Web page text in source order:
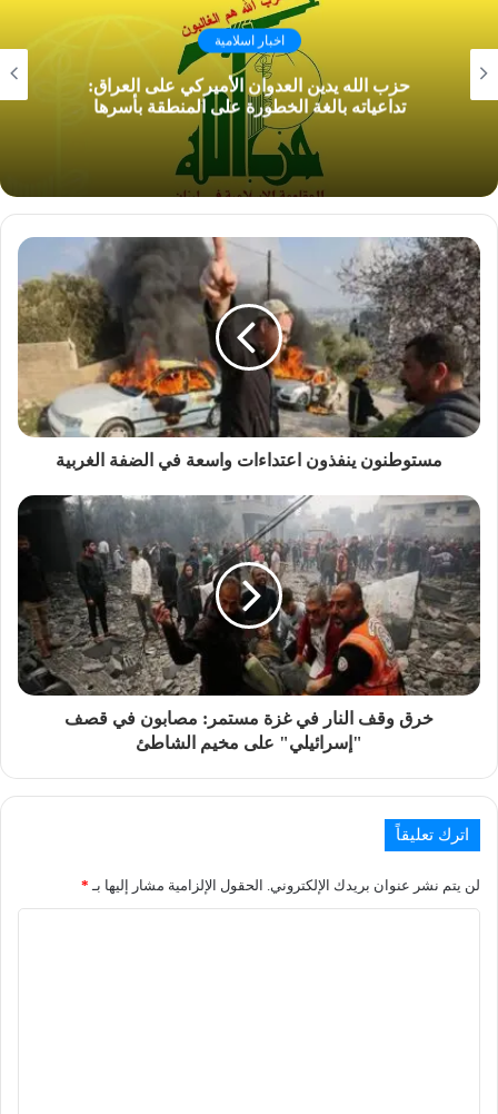
اخبار اسلامية
حزب الله يدين العدوان الأميركي على العراق:
تداعياته بالغة الخطورة على المنطقة بأسرها
مستوطنون ينفذون اعتداءات واسعة في الضفة الغربية
خرق وقف النار في غزة مستمر: مصابون في قصف
"إسرائيلي" على مخيم الشاطئ
اترك تعليقاً
لن يتم نشر عنوان بريدك الإلكتروني. الحقول الإلزامية مشار إليها بـ *